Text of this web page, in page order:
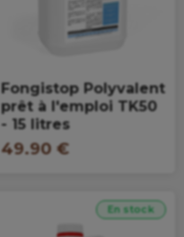
Fongistop Polyvalent
prêt à l'emploi TK50
- 15 litres
49.90 €
En stock